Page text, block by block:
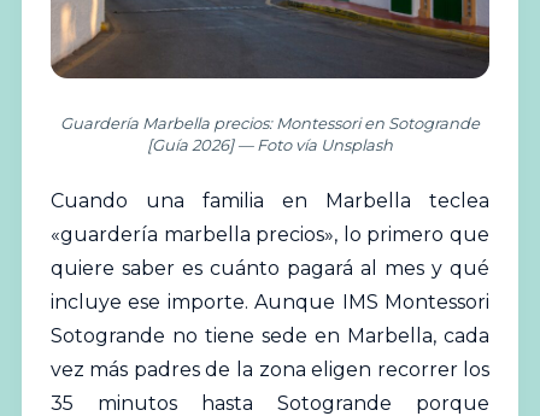
Guardería Marbella precios: Montessori en Sotogrande
[Guía 2026] — Foto vía Unsplash
Cuando una familia en Marbella teclea
«guardería marbella precios», lo primero que
quiere saber es cuánto pagará al mes y qué
incluye ese importe. Aunque IMS Montessori
Sotogrande no tiene sede en Marbella, cada
vez más padres de la zona eligen recorrer los
35 minutos hasta Sotogrande porque